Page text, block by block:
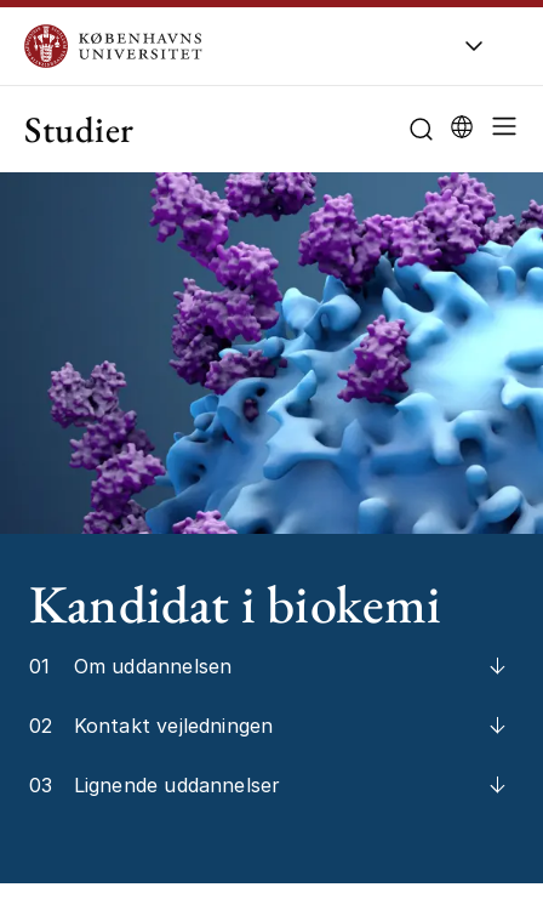
Studier
Kandidat i biokemi
01 Om uddannelsen
02 Kontakt vejledningen
03 Lignende uddannelser